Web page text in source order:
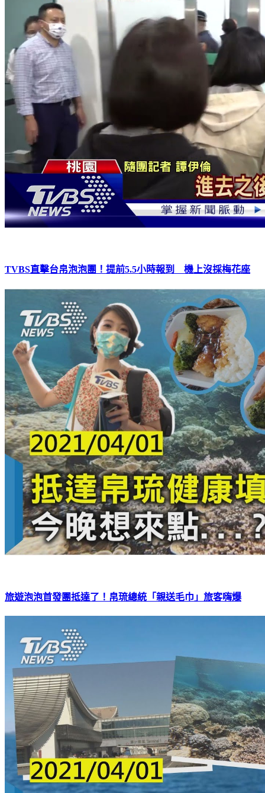
TVBS直擊台帛泡泡團！提前5.5小時報到 機上沒採梅花座
旅遊泡泡首發團抵達了！帛琉總統「親送毛巾」旅客嗨爆